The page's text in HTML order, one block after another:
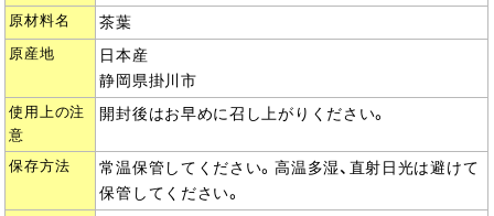
原材料名 茶葉
原産地
日本産
静岡県掛川市
使用上の注
意
開封後はお早めに召し上がりください。
保存方法
常温保管してください。高温多湿、直射日光は避けて
保管してください。